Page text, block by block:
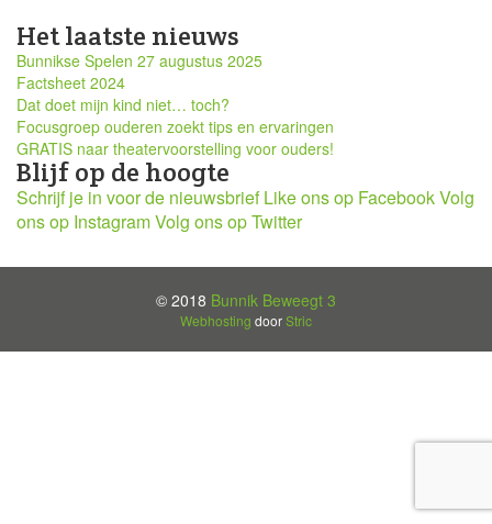
Het laatste nieuws
Bunnikse Spelen 27 augustus 2025
Factsheet 2024
Dat doet mijn kind niet… toch?
Focusgroep ouderen zoekt tips en ervaringen
GRATIS naar theatervoorstelling voor ouders!
Blijf op de hoogte
Schrijf je in voor de nieuwsbrief Like ons op FacebookVolg
ons op InstagramVolg ons op Twitter
© 2018 Bunnik Beweegt 3
Webhosting doorStric